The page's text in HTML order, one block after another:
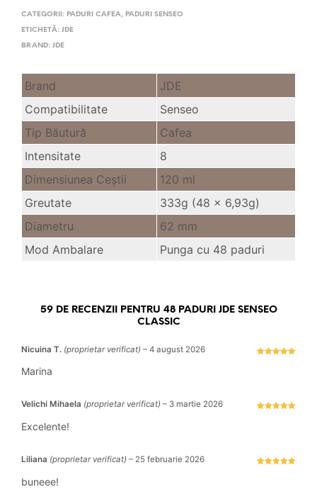
CATEGORII: PADURI CAFEA, PADURI SENSEO
ETICHETĂ: JDE
BRAND: JDE
Brand
JDE
Compatibilitate
Senseo
Tip Băutură
Cafea
Intensitate
8
Dimensiunea Ceştii
120 ml
Greutate
333g (48 x 6,93g)
Diametru
62 mm
Mod Ambalare
Punga cu 48 paduri
59 DE RECENZII PENTRU 48 PADURI JDE SENSEO
CLASSIC
Nicuina T. (proprietar verificat) – 4 august 2026
Marina
Velichi Mihaela (proprietar verificat) – 3 martie 2026
Excelente!
Liliana (proprietar verificat) – 25 februarie 2026
buneee!